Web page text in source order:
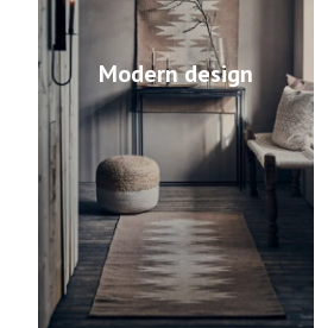
Modern design